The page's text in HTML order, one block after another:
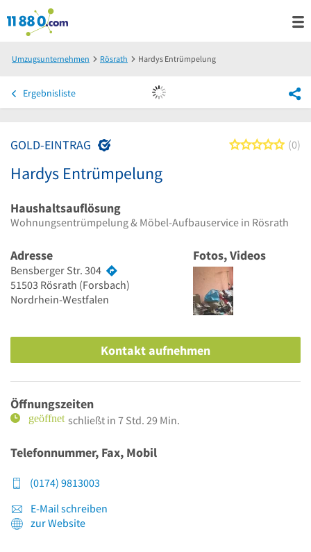
Umzugsunternehmen Rösrath Hardys Entrümpelung
Ergebnisliste
GOLD-EINTRAG 00
Hardys Entrümpelung
Haushaltsauflösung
Wohnungsentrümpelung & Möbel-Aufbauservice in Rösrath
Adresse
Bensberger Str. 304
51503 Rösrath (Forsbach)
Nordrhein-Westfalen
Fotos, Videos
Kontakt aufnehmen
Öffnungszeiten
schließt in 7 Std. 29 Min.
Telefonnummer, Fax, Mobil
(0174) 9813003
E-Mail schreiben
zur Website